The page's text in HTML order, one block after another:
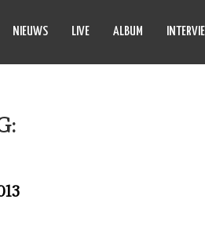
NIEUWS LIVE ALBUM